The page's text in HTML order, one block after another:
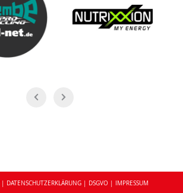
| DATENSCHUTZERKLÄRUNG | DSGVO | IMPRESSUM